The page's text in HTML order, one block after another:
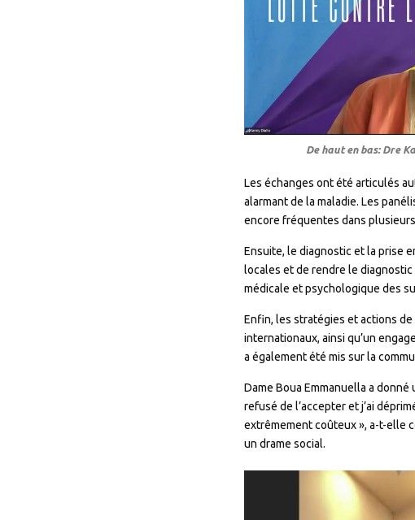
De haut en bas: Dre
Les échanges ont été articulés
alarmant de la maladie. Les
encore fréquentes dans
Ensuite, le diagnostic et la prise
locales et de rendre le
médicale et psychologique des
Enfin, les stratégies et actions
internationaux, ainsi qu’un
a également été mis sur la
Dame Boua Emmanuella a
refusé de l’accepter et j’ai
extrêmement coûteux », a-t-elle
un drame social.